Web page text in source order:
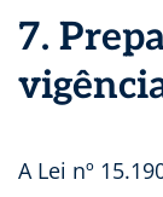
7.
A Lei nº